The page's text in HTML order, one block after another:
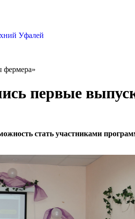
Уфалей
фермера»
первые
стать участниками